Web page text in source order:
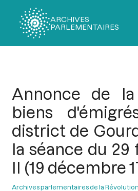
ARCHIVES
PARLEMENTAIRES
Annonce de
biens
district de
la séance du 29
II (19 décembre
Archives parlementaires de la